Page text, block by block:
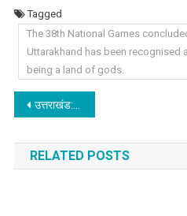
Tagged
The 38th National Games
Uttarakhand has been
being a land of gods.
Post
navigation
उत्तराखंड:- स्वास्थ्य विभाग में हुए तबादले, कई जिलों के बदले गए सीएमओ-सीएमएस ।
RELATED POSTS